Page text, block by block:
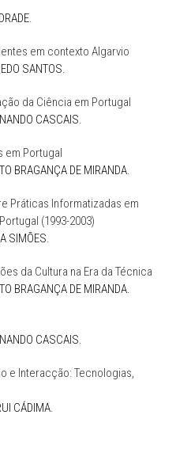
em contexto Algarvio
SANTOS.
da Ciência em Portugal
CASCAIS.
em Portugal
BRAGANÇA DE MIRANDA.
Práticas Informatizadas em
(1993-2003)
SIMÕES.
da Cultura na Era da Técnica
BRAGANÇA DE MIRANDA.
CASCAIS.
e Interacção: Tecnologias,
CÁDIMA.